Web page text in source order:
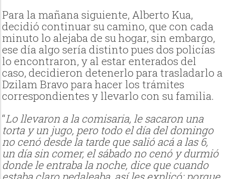
Para la mañana siguiente, Alberto Kua,
decidió continuar su camino, que con cada
minuto lo alejaba de su hogar, sin embargo,
ese día algo sería distinto pues dos policías
lo encontraron, y al estar enterados del
caso, decidieron detenerlo para trasladarlo a
Dzilam Bravo para hacer los trámites
correspondientes y llevarlo con su familia.
“Lo llevaron a la comisaria, le sacaron una
torta y un jugo, pero todo el día del domingo
no cenó desde la tarde que salió acá a las 6,
un día sin comer, el sábado no cenó y durmió
donde le entraba la noche, dice que cuando